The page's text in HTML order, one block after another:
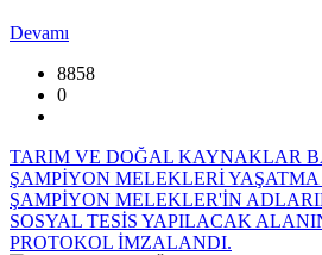
Devamı
8858
0
TARIM VE DOĞAL KAYNAKLAR
ŞAMPİYON MELEKLERİ
ŞAMPİYON MELEKLER'İN
SOSYAL TESİS YAPILACAK
PROTOKOL İMZALANDI.